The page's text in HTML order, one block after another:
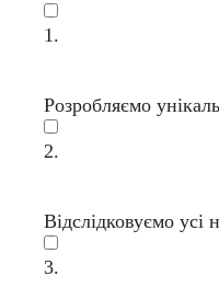
1.
Розробляємо
2.
Відслідковуємо
3.